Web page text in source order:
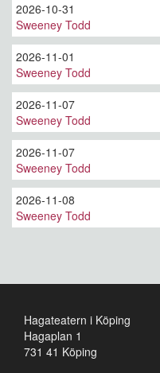
2026-10-31
Sweeney Todd
2026-11-01
Sweeney Todd
2026-11-07
Sweeney Todd
2026-11-07
Sweeney Todd
2026-11-08
Sweeney Todd
Hagateatern i Köping
Hagaplan 1
731 41 Köping